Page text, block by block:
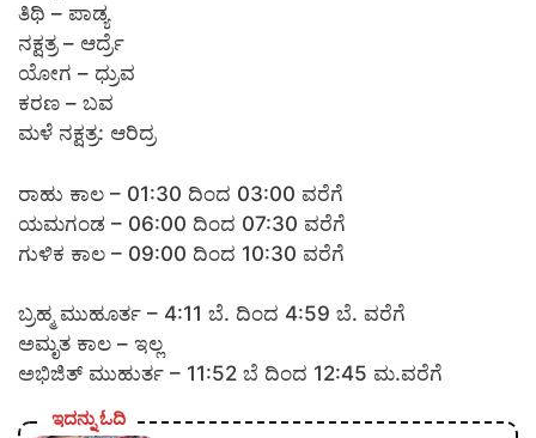
ತಿಥಿ – ಪಾಡ್ಯ
ನಕ್ಷತ್ರ – ಆರ್ದ್ರೆ
ಯೋಗ – ಧ್ರುವ
ಕರಣ – ಬವ
ಮಳೆ ನಕ್ಷತ್ರ: ಆರಿದ್ರ
ರಾಹು ಕಾಲ – 01:30 ದಿಂದ 03:00 ವರೆಗೆ
ಯಮಗಂಡ – 06:00 ದಿಂದ 07:30 ವರೆಗೆ
ಗುಳಿಕ ಕಾಲ – 09:00 ದಿಂದ 10:30 ವರೆಗೆ
ಬ್ರಹ್ಮ ಮುಹೂರ್ತ – 4:11 ಬೆ. ದಿಂದ 4:59 ಬೆ. ವರೆಗೆ
ಅಮೃತ ಕಾಲ – ಇಲ್ಲ
ಅಭಿಜಿತ್ ಮುಹುರ್ತ – 11:52 ಬೆ ದಿಂದ 12:45 ಮ.ವರೆಗೆ
ಇದನ್ನು ಓದಿ